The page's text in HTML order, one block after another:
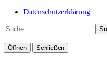
Datenschutzerklärung
Suche
Öffnen Schließen